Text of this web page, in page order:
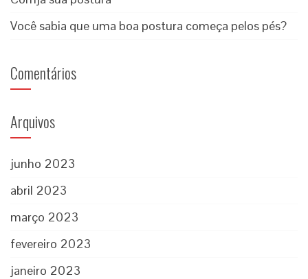
Você sabia que uma boa postura começa pelos pés?
Comentários
Arquivos
junho 2023
abril 2023
março 2023
fevereiro 2023
janeiro 2023